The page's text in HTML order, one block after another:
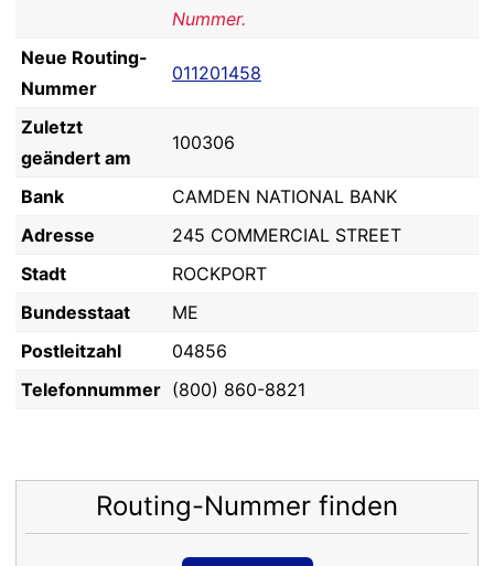
Nummer.
Neue Routing-
Nummer
011201458
Zuletzt
geändert am
100306
Bank
CAMDEN NATIONAL BANK
Adresse
245 COMMERCIAL STREET
Stadt
ROCKPORT
Bundesstaat
ME
Postleitzahl
04856
Telefonnummer (800) 860-8821
Routing-Nummer finden